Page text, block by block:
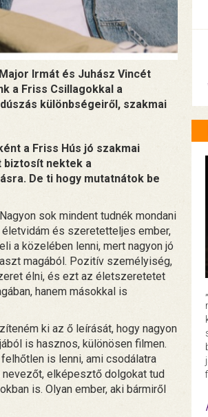
Irmát és Juhász Vincét
a Friss Csillagokkal a
különbségeiről, szakmai
a Friss Hús jó szakmai
biztosít nektek a
De ti hogy mutatnátok be
Nagyon sok mindent tudnék mondani
életvidám és szeretetteljes ember,
a közelében lenni, mert nagyon jó
magából. Pozitív személyiség,
élni, és ezt az életszeretetet
hanem másokkal is
ki az ő leírását, hogy nagyon
is hasznos, különösen filmen.
is lenni, ami csodálatra
elképesztő dolgokat tud
is. Olyan ember, aki bármiről